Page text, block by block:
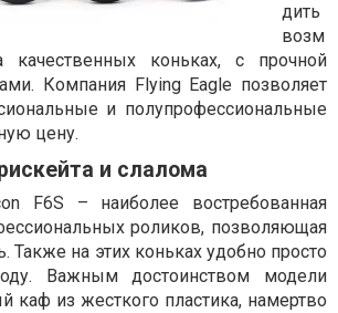
дить
возм
коньках, с прочной
Компания Flying Eagle позволяет
и полупрофессиональные
цену.
и слалома
F6S – наиболее востребованная
роликов, позволяющая
Также на этих коньках удобно просто
Важным достоинством модели
каф из жесткого пластика, намертво